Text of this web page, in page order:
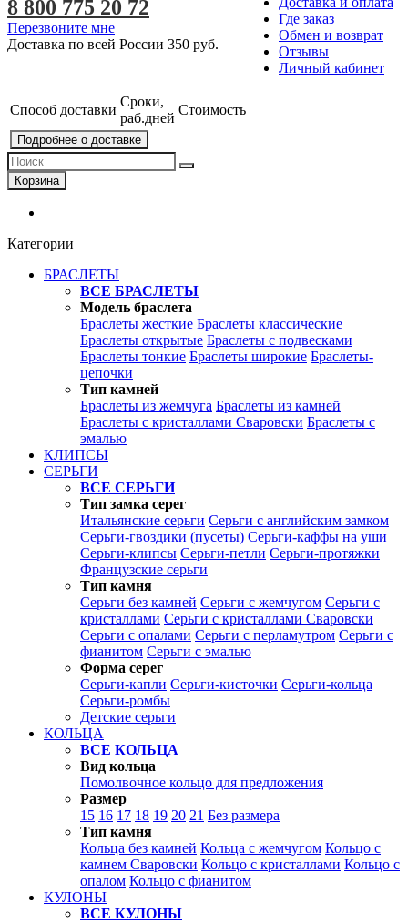
Где заказ
Обмен и возврат
Отзывы
Личный кабинет
8 800 775 20 72
Перезвоните мне
Доставка по всей России 350 руб.
Способ доставки
Сроки,
раб.дней
Стоимость
Подробнее о доставке
Корзина
Категории
БРАСЛЕТЫ
ВСЕ БРАСЛЕТЫ
Модель браслета
Браслеты жесткие Браслеты классические
Браслеты открытые Браслеты с подвесками
Браслеты тонкие Браслеты широкие Браслеты-
цепочки
Тип камней
Браслеты из жемчуга Браслеты из камней
Браслеты с кристаллами Сваровски Браслеты с
эмалью
КЛИПСЫ
СЕРЬГИ
ВСЕ СЕРЬГИ
Тип замка серег
Итальянские серьги Серьги с английским замком
Серьги-гвоздики (пусеты) Серьги-каффы на уши
Серьги-клипсы Серьги-петли Серьги-протяжки
Французские серьги
Тип камня
Серьги без камней Серьги с жемчугом Серьги с
кристаллами Серьги с кристаллами Сваровски
Серьги с опалами Серьги с перламутром Серьги с
фианитом Серьги с эмалью
Форма серег
Серьги-капли Серьги-кисточки Серьги-кольца
Серьги-ромбы
Детские серьги
КОЛЬЦА
ВСЕ КОЛЬЦА
Вид кольца
Помолвочное кольцо для предложения
Размер
15 16 17 18 19 20 21 Без размера
Тип камня
Кольца без камней Кольца с жемчугом Кольцо с
камнем Сваровски Кольцо с кристаллами Кольцо с
опалом Кольцо с фианитом
КУЛОНЫ
ВСЕ КУЛОНЫ